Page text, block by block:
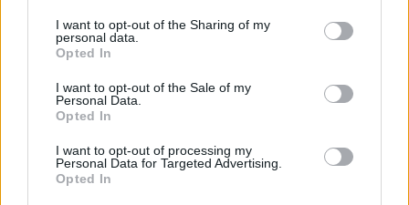
not limited to your visit or usage behaviour. You may click to
grant or deny consent to Google and its third-party tags to
use your data for below specified purposes in below Google
consent section.
I want to opt-out of the Sharing of my
personal data.
Opted In
I want to opt-out of the Sale of my
Personal Data.
Opted In
I want to opt-out of processing my
Personal Data for Targeted Advertising.
Opted In
2026.04.30. Támogatott Tartalom
kiadásokkal társul,
és tartós megoldásokat